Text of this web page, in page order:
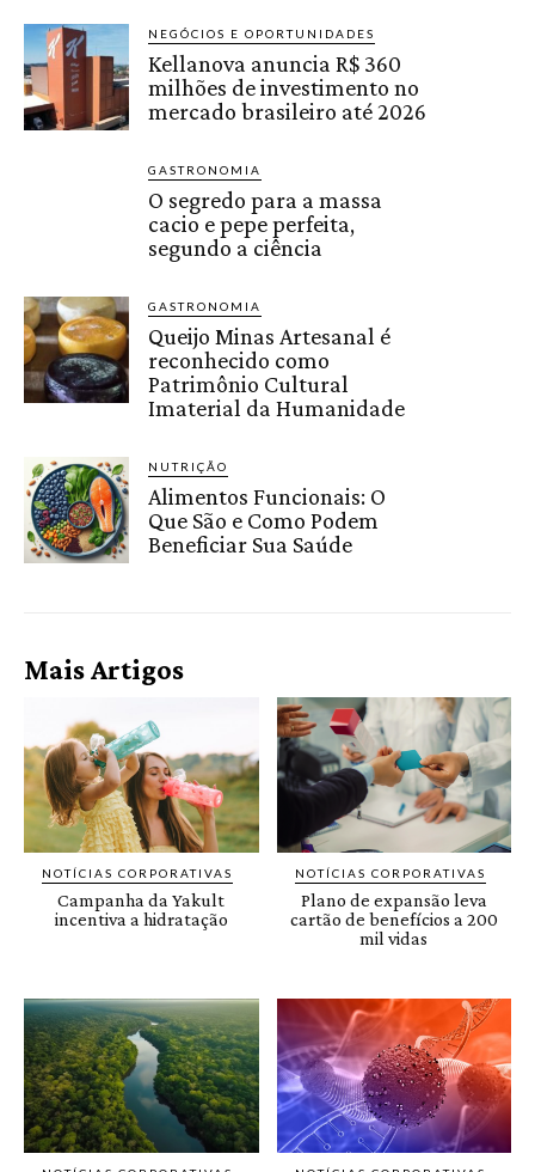
NEGÓCIOS E OPORTUNIDADES
Kellanova anuncia R$ 360
milhões de investimento no
mercado brasileiro até 2026
GASTRONOMIA
O segredo para a massa
cacio e pepe perfeita,
segundo a ciência
GASTRONOMIA
Queijo Minas Artesanal é
reconhecido como
Patrimônio Cultural
Imaterial da Humanidade
NUTRIÇÃO
Alimentos Funcionais: O
Que São e Como Podem
Beneficiar Sua Saúde
Mais Artigos
NOTÍCIAS CORPORATIVAS
Campanha da Yakult
incentiva a hidratação
NOTÍCIAS CORPORATIVAS
Plano de expansão leva
cartão de benefícios a 200
mil vidas